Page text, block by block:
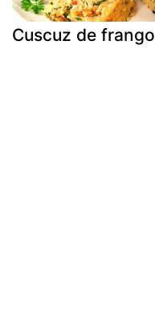
Cuscuz de frango